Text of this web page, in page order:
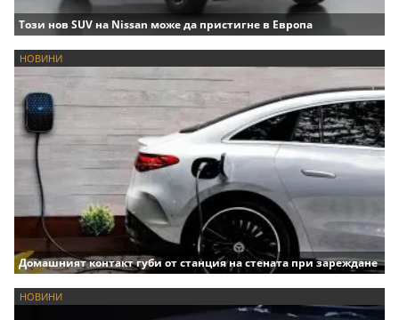
Този нов SUV на Nissan може да пристигне в Европа
НОВИНИ
Домашният контакт губи от станция на стената при зареждане
НОВИНИ